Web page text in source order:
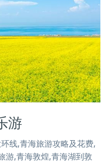
游
线,青海旅游攻略及花费,
游,青海敦煌,青海湖到敦